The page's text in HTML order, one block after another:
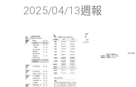
2025/04/13週報